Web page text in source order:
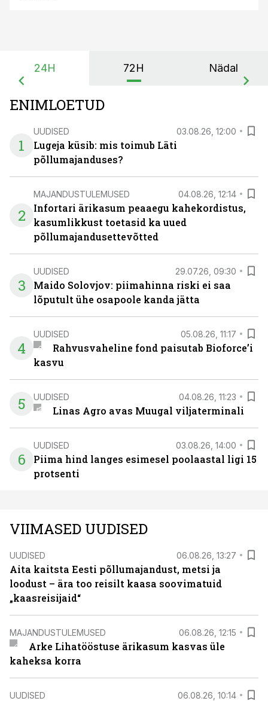
24H 72H Nädal
ENIMLOETUD
1
UUDISED 03.08.26, 12:00
Lugeja küsib: mis toimub Läti
põllumajanduses?
2
MAJANDUSTULEMUSED 04.08.26, 12:14
Infortari ärikasum peaaegu kahekordistus,
kasumlikkust toetasid ka uued
põllumajandusettevõtted
3
UUDISED 29.07.26, 09:30
Maido Solovjov: piimahinna riski ei saa
lõputult ühe osapoole kanda jätta
4
UUDISED 05.08.26, 11:17
Rahvusvaheline fond paisutab Bioforce’i
kasvu
5 UUDISED 04.08.26, 11:23
Linas Agro avas Muugal viljaterminali
6
UUDISED 03.08.26, 14:00
Piima hind langes esimesel poolaastal ligi 15
protsenti
VIIMASED UUDISED
UUDISED 06.08.26, 13:27
Aita kaitsta Eesti põllumajandust, metsi ja
loodust – ära too reisilt kaasa soovimatuid
„kaasreisijaid“
MAJANDUSTULEMUSED 06.08.26, 12:15
Arke Lihatööstuse ärikasum kasvas üle
kaheksa korra
UUDISED 06.08.26, 10:14